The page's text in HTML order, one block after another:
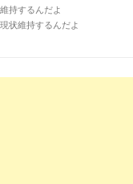
維持するんだよ
現状維持するんだよ